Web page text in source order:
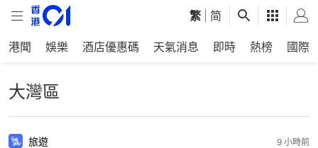
繁 简
港聞 娛樂 酒店優惠碼 天氣消息 即時 熱榜 國際
大灣區
旅遊 9 小時前